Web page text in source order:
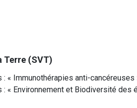
Terre (SVT)
« Immunothérapies anti-cancéreuses
« Environnement et Biodiversité des